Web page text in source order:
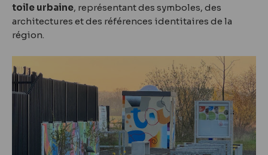
toile urbaine, représentant des symboles, des
architectures et des références identitaires de la
région.